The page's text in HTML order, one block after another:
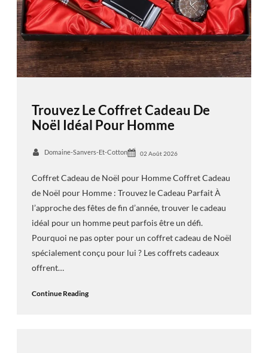
Trouvez Le Coffret Cadeau De
Noël Idéal Pour Homme
Domaine-Sanvers-Et-Cotton 02 Août 2026
Coffret Cadeau de Noël pour Homme Coffret Cadeau
de Noël pour Homme : Trouvez le Cadeau Parfait À
l’approche des fêtes de fin d’année, trouver le cadeau
idéal pour un homme peut parfois être un défi.
Pourquoi ne pas opter pour un coffret cadeau de Noël
spécialement conçu pour lui ? Les coffrets cadeaux
offrent…
Continue Reading